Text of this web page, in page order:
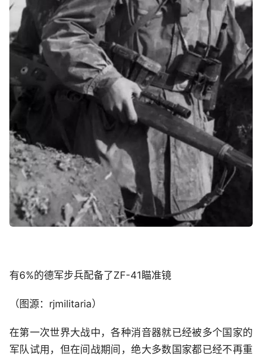
有6%的德军步兵配备了ZF-41瞄准镜
（图源：rjmilitaria）
在第一次世界大战中，各种消音器就已经被多个国家的
军队试用，但在间战期间，绝大多数国家都已经不再重